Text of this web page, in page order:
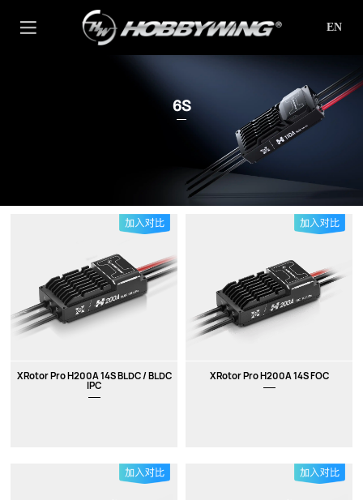
EN
6S
XRotor Pro H200A 14S BLDC / BLDC
IPC
XRotor Pro H200A 14S FOC